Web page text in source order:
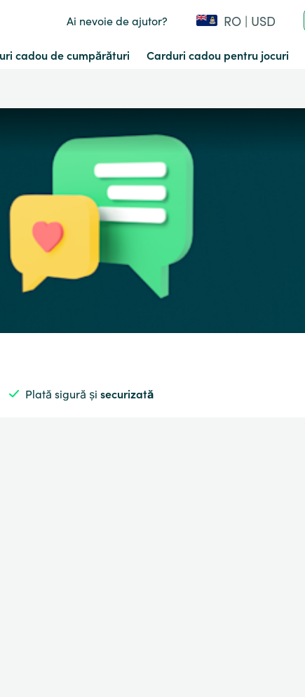
Ai nevoie de ajutor? RO | USD
cadou de cumpărături Carduri cadou pentru jocuri
Plată sigură și securizată